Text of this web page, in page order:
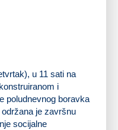
u 11 sati na
i
poludnevnog boravka
je završnu
socijalne